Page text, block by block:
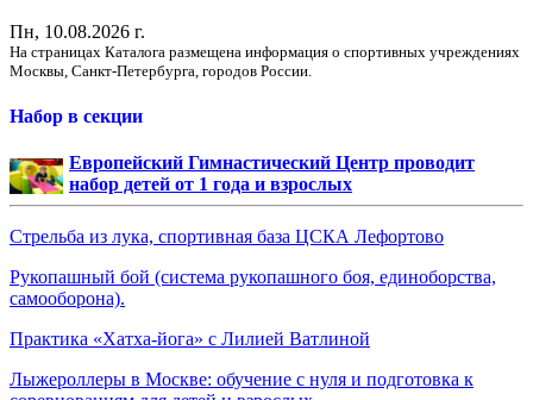
Пн, 10.08.2026 г.
На страницах Каталога размещена информация о спортивных учреждениях
Москвы, Санкт-Петербурга, городов России.
Набор в секции
Европейский Гимнастический Центр проводит
набор детей от 1 года и взрослых
Стрельба из лука, спортивная база ЦСКА Лефортово
Рукопашный бой (система рукопашного боя, единоборства,
самооборона).
Практика «Хатха-йога» с Лилией Ватлиной
Лыжероллеры в Москве: обучение с нуля и подготовка к